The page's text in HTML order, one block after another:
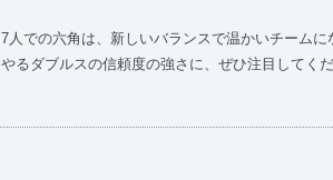
7人での六角は、新しいバランスで温かいチーム
やるダブルスの信頼度の強さに、ぜひ注目してく